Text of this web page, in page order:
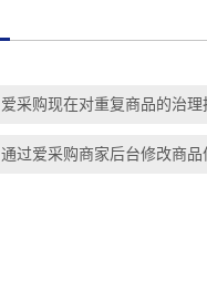
爱采购现在对重复商品的治理
通过爱采购商家后台修改商品